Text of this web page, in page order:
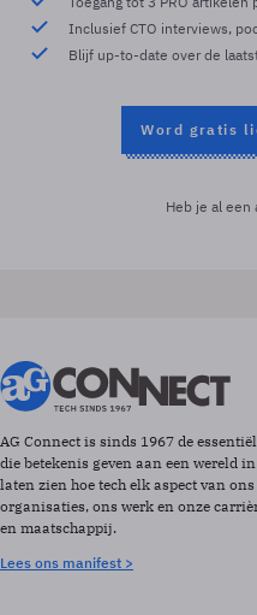
Inclusief CTO interviews,
Blijf up-to-date over de
Word gratis
Heb je al een
AG Connect is sinds 1967 de
die betekenis geven aan een wereld
laten zien hoe tech elk aspect van
organisaties, ons werk en onze
en maatschappij.
Lees ons manifest >